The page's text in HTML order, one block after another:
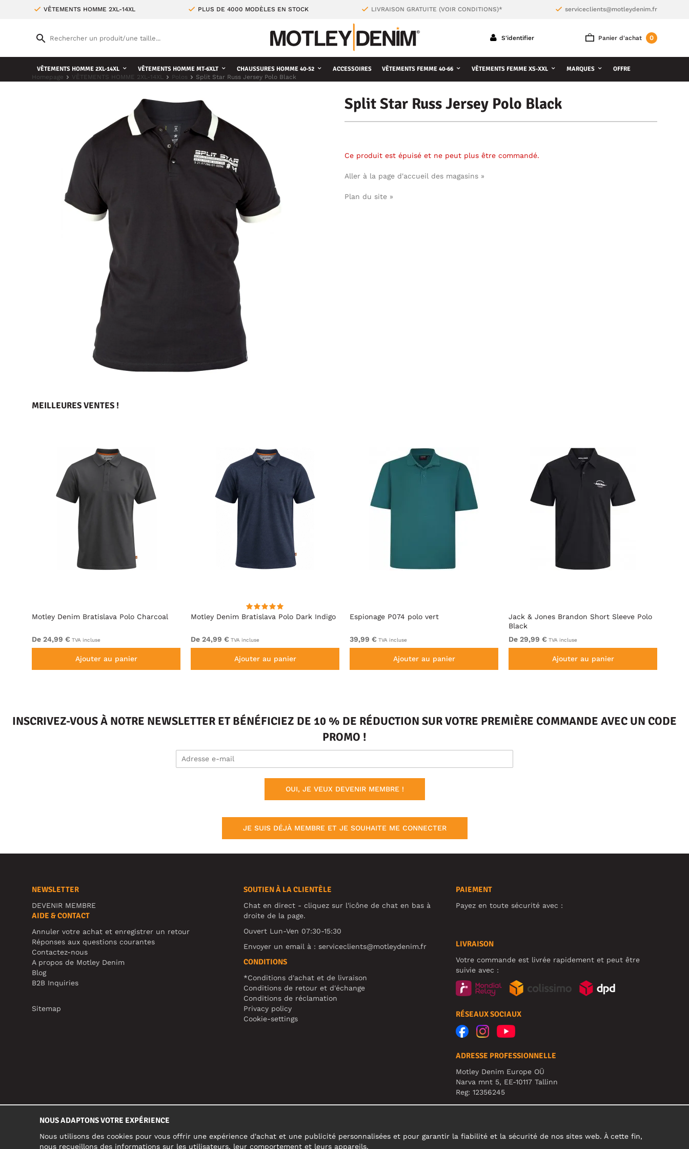
VÊTEMENTS HOMME 2XL-14XL PLUS DE 4000 MODÈLES EN STOCK LIVRAISON GRATUITE (VOIR CONDITIONS)* serviceclients@motleydenim.fr
Panier d'achat 0
S'identifier
VÊTEMENTS HOMME 2XL-14XL VÊTEMENTS HOMME MT-6XLT CHAUSSURES HOMME 40-52 ACCESSOIRES VÊTEMENTS FEMME 40-66 VÊTEMENTS FEMME XS-XXL MARQUES OFFRE
Homepage VÊTEMENTS HOMME 2XL-14XL Polos Split Star Russ Jersey Polo Black
Split Star Russ Jersey Polo Black
Ce produit est épuisé et ne peut plus être commandé.
Aller à la page d'accueil des magasins »
Plan du site »
MEILLEURES VENTES !
Motley Denim Bratislava Polo Charcoal
De 24,99 € TVA incluse
Ajouter au panier
Motley Denim Bratislava Polo Dark Indigo
De 24,99 € TVA incluse
Ajouter au panier
Espionage P074 polo vert
39,99 € TVA incluse
Ajouter au panier
Jack & Jones Brandon Short Sleeve Polo
Black
De 29,99 € TVA incluse
Ajouter au panier
INSCRIVEZ-VOUS À NOTRE NEWSLETTER ET BÉNÉFICIEZ DE 10 % DE RÉDUCTION SUR VOTRE PREMIÈRE COMMANDE AVEC UN CODE
PROMO !
OUI, JE VEUX DEVENIR MEMBRE !
JE SUIS DÉJÀ MEMBRE ET JE SOUHAITE ME CONNECTER
NEWSLETTER
DEVENIR MEMBRE
AIDE & CONTACT
Annuler votre achat et enregistrer un retour
Réponses aux questions courantes
Contactez-nous
A propos de Motley Denim
Blog
B2B Inquiries
Sitemap
SOUTIEN À LA CLIENTÈLE
Chat en direct - cliquez sur l'icône de chat en bas à
droite de la page.
Ouvert Lun-Ven 07:30-15:30
Envoyer un email à :serviceclients@motleydenim.fr
CONDITIONS
*Conditions d'achat et de livraison
Conditions de retour et d'échange
Conditions de réclamation
Privacy policy
Cookie-settings
PAIEMENT
Payez en toute sécurité avec :
LIVRAISON
Votre commande est livrée rapidement et peut être
suivie avec :
RÉSEAUX SOCIAUX
ADRESSE PROFESSIONNELLE
Motley Denim Europe OÜ
Narva mnt 5, EE-10117 Tallinn
Reg: 12356245
ATTENTION ! N'envoyez pas les retours de produits à
NOUS ADAPTONS VOTRE EXPÉRIENCE
Nous utilisons des cookies pour vous offrir une expérience d'achat et une publicité personnalisées et pour garantir la fiabilité et la sécurité de nos sites web. À cette fin,
nous recueillons des informations sur les utilisateurs, leur comportement et leurs appareils.